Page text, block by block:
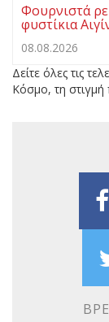
Φουρνιστά
φυστίκια
08.08.2026
Δείτε όλες τις
Κόσμο, τη